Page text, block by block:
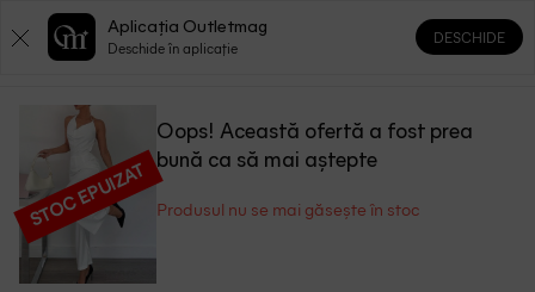
0 0
STOC EPUIZAT
Oops! Această ofertă a fost prea
bună ca să mai aștepte
Produsul nu se mai găsește în stoc
Aplicația Outletmag
Deschide în aplicație
DESCHIDE